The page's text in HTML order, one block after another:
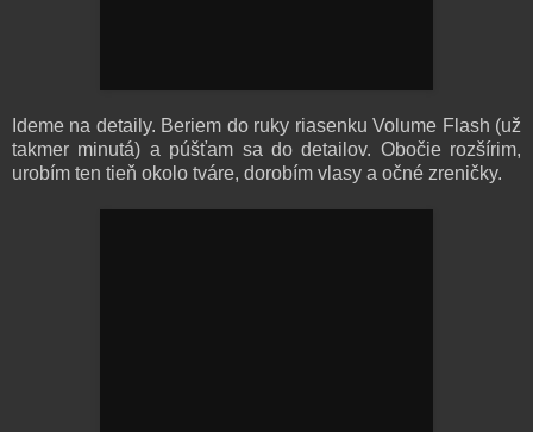
Ideme na detaily. Beriem do ruky riasenku Volume Flash (už
takmer minutá) a púšťam sa do detailov. Obočie rozšírim,
urobím ten tieň okolo tváre, dorobím vlasy a očné zreničky.